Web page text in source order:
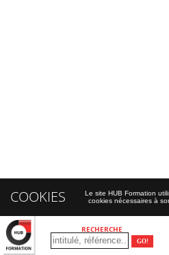
RECHERCHE
COOKIES
Le site HUB Formation
cookies nécessaires à